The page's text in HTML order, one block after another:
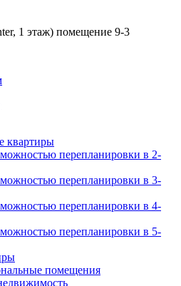
1 этаж) помещение 9-3
квартиры
перепланировки в 2-
перепланировки в 3-
перепланировки в 4-
перепланировки в 5-
помещения